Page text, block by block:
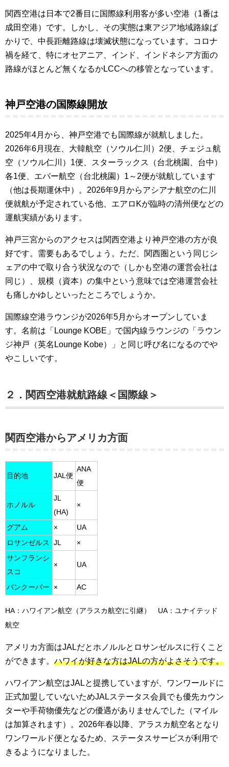
関西空港は日本で2番目に国際線利用客が多い空港（1番は
成田空港）です。しかし、その実態は東アジア地域路線ば
かりで、中長距離路線は壊滅状態になっています。コロナ
禍を経て、特にオセアニア、インド、インドネシア方面の
路線がほとんど無くなるかLCCへの移管となっています。
神戸空港の国際線開放
2025年4月から、神戸空港でも国際線が就航しました。
2026年6月現在、大韓航空（ソウル仁川）2便、チェジュ航
空（ソウル仁川）1便、スターラックス（台北桃園、台中）
各1便、エバー航空（台北桃園）1～2便が就航しています
（他は長期運休中）。2026年9月からアシアナ航空の仁川
便就航が予定されている他、エアロKが臨時の清州便などの
運航実績があります。
神戸三宮からのアクセスは関西空港より神戸空港の方が良
好です。需要もあるでしょう。ただ、関西圏という同じシ
ェアの中で取り合う状況なので（しかも空港の運営会社は
同じ）、規模（資本）の集中という意味では空港運営会社
も痛しかゆしといったところでしょうか。
国際線空港ラウンジが2026年5月からオープンしていま
す。名前は「Lounge KOBE」で国内線ラウンジの「ラウン
ジ神戸（英名Lounge Kobe）」と同じ呼び名になるのでや
やこしいです。
２．関西空港就航路線＜国際線＞
関西空港からアメリカ方面
目的地 JAL便
ANA
便
ホノルル
JL
(HA)
×
グアム ×
UA
ロサンゼルス
JL
×
サンフランシ
スコ
× UA
バンクーバー × AC
HA：ハワイアン航空（アラスカ航空に引継） UA：ユナイテッド
航空
アメリカ方面はJALだとホノルルとロサンゼルスに行くこと
ができます。 ハワイが好きな方はJALの方がよさそうです。
ハワイアン航空はJALと提携していますが、ワンワールドに
正式加盟していないためJALステータス会員でも優先カウン
ターや手荷物優先などの優遇がありませんでした（マイル
は加算されます）。2026年春以降、アラスカ航空名となり
ワンワールド便となるため、ステータスサービスが利用で
きるようになりました。